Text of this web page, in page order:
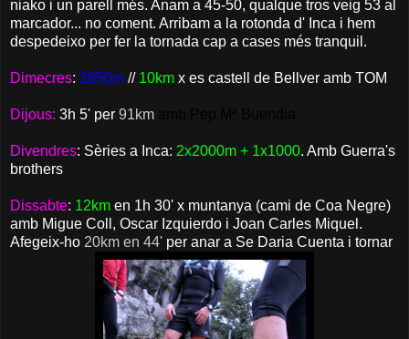
niako i un parell més. Anam a 45-50, qualque tros veig 53 al
marcador... no coment. Arribam a la rotonda d' Inca i hem
despedeixo per fer la tornada cap a cases més tranquil.
Dimecres: 2850m // 10km x es castell de Bellver amb TOM
Dijous: 3h 5' per 91km
Divendres: Sèries a Inca: 2x2000m + 1x1000. Amb Guerra's
brothers
Dissabte: 12km en 1h 30' x muntanya (cami de Coa Negre)
amb Migue Coll, Oscar Izquierdo i Joan Carles Miquel.
Afegeix-ho 20km en 44' per anar a Se Daria Cuenta i tornar